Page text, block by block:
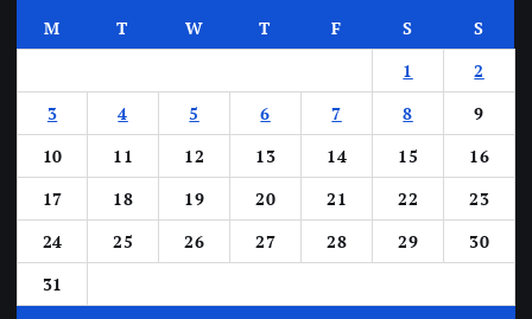
M T W T F S
S
1
2
3
4 5 6 7 8
9
10
11 12 13 14 15
16
17
18 19 20 21 22
23
24
25 26 27 28 29
30
31